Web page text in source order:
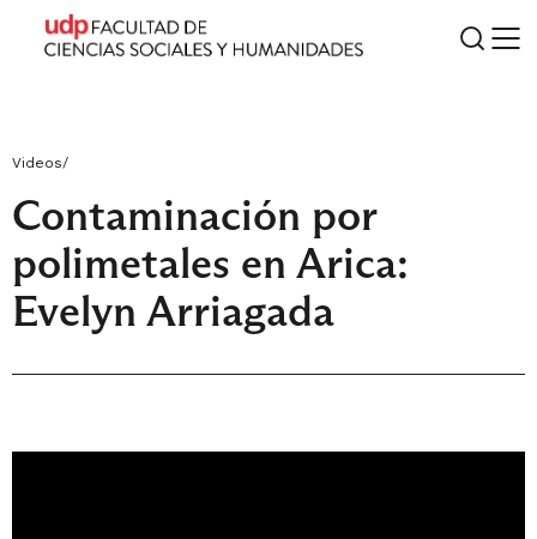
Videos/
Contaminación por
polimetales en Arica:
Evelyn Arriagada